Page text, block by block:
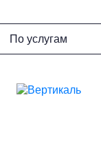
По услугам